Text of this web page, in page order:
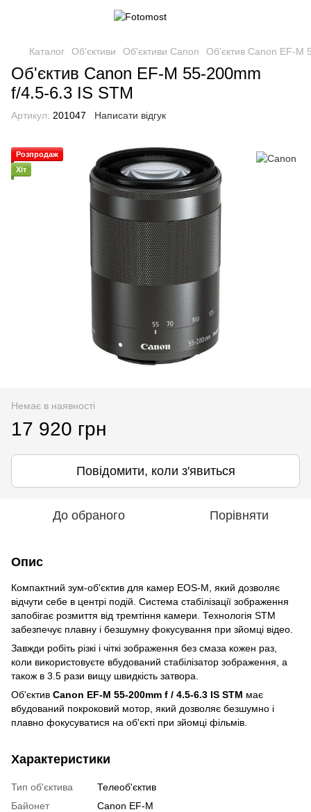
Каталог Об'єктиви Об'єктиви Canon Об'єктив Canon EF-M
Об'єктив Canon EF-M 55-200mm
f/4.5-6.3 IS STM
Артикул: 201047 Написати відгук
Розпродаж
Хіт
Немає в наявності
17 920 грн
Повідомити, коли з'явиться
До обраного Порівняти
Опис
Компактний зум-об'єктив для камер EOS-M, який дозволяє
відчути себе в центрі подій. Система стабілізації зображення
запобігає розмиття від тремтіння камери. Технологія STM
забезпечує плавну і безшумну фокусування при зйомці відео.
Завжди робіть різкі і чіткі зображення без смаза кожен раз,
коли використовуєте вбудований стабілізатор зображення, а
також в 3.5 рази вищу швидкість затвора.
Об'єктив Canon EF-M 55-200mm f / 4.5-6.3 IS STM має
вбудований покроковий мотор, який дозволяє безшумно і
плавно фокусуватися на об'єкті при зйомці фільмів.
Характеристики
Тип об'єктива
Телеоб'єктив
Байонет
Canon EF-M